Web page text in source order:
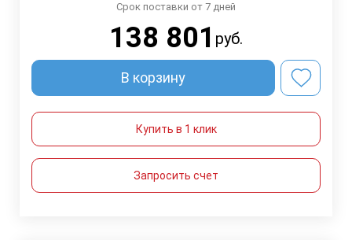
Срок поставки от 7 дней
138 801 руб.
В корзину
Купить в 1 клик
Запросить счет